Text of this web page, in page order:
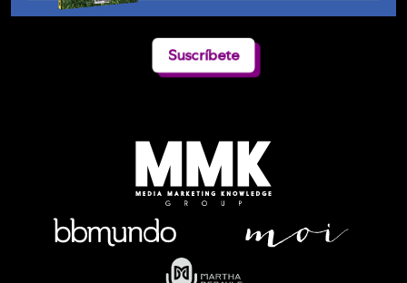
Suscríbete